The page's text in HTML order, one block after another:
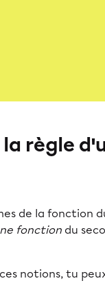
règle
de la fonction
fonction du
notions, tu